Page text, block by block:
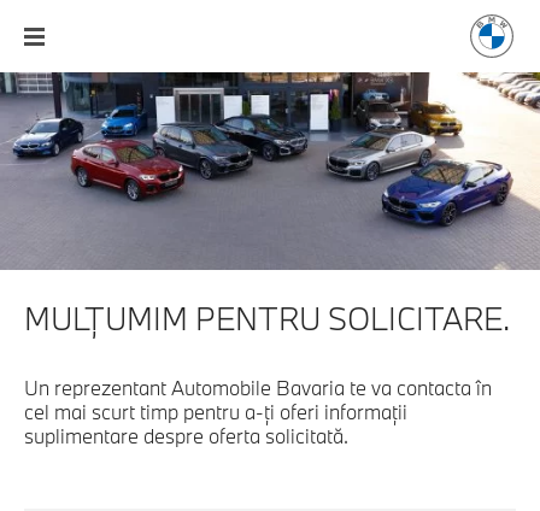
MULŢUMIM PENTRU SOLICITARE.
Un reprezentant Automobile Bavaria te va contacta în
cel mai scurt timp pentru a-ți oferi informaţii
suplimentare despre oferta solicitată.